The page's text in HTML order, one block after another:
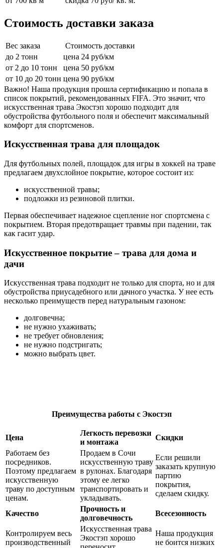
Стоимость доставки заказа
Вес заказа
Стоимость доставки
до 2 тонн
цена 24 руб/км
от 2 до 10 тонн
цена 50 руб/км
от 10 до 20 тонн цена 90 руб/км
Важно! Наша продукция прошла сертификацию и попала в
список покрытий, рекомендованных FIFA. Это значит, что
искусственная трава Экостэп хорошо подходит для
обустройства футбольного поля и обеспечит максимальный
комфорт для спортсменов.
Искусственная трава для площадок
Для футбольных полей, площадок для игры в хоккей на траве
предлагаем двухслойное покрытие, которое состоит из:
искусственной травы;
подложки из резиновой плитки.
Первая обеспечивает надежное сцепление ног спортсмена с
покрытием. Вторая предотвращает травмы при падении, так
как гасит удар.
Искусственное покрытие – трава для дома и
дачи
Искусственная трава подходит не только для спорта, но и для
обустройства приусадебного или дачного участка. У нее есть
несколько преимуществ перед натуральным газоном:
долговечна;
не нужно ухаживать;
не требует обновления;
не нужно подстригать;
можно выбрать цвет.
Преимущества работы с Экостэп
Цена
Легкость перевозки
и монтажа
Скидки
Работаем без
посредников.
Поэтому предлагаем
искусственную
траву по доступным
ценам.
Продаем в Сочи
искусственную траву
в рулонах. Благодаря
этому ее легко
транспортировать и
укладывать.
Если решили
заказать крупную
партию
покрытия,
сделаем скидку.
Качество
Прочность и
долговечность
Всесезонность
Контролируем весь
производственный
Искусственная трава
Экостэп хорошо
Наша продукция
не боится низких